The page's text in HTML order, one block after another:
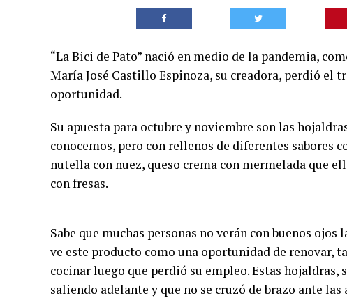
“La Bici de Pato” nació en medio de la pandemia,
María José Castillo Espinoza, su creadora, perdió el
oportunidad.
Su apuesta para octubre y noviembre son las
conocemos, pero con rellenos de diferentes
nutella con nuez, queso crema con mermelada que
con fresas.
Sabe que muchas personas no verán con buenos
ve este producto como una oportunidad de renovar,
cocinar luego que perdió su empleo. Estas
saliendo adelante y que no se cruzó de brazo ante las